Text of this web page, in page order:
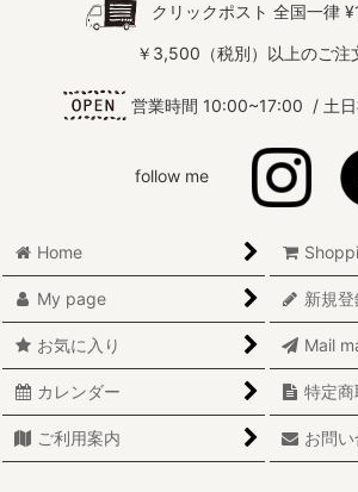
クリックポスト 全国一律
￥3,500（税別）以上のご注文
営業時間 10:00~17:00 / 土日
follow me
Home
My page 新規
お気に入り Mail
カレンダー 特定
ご利用案内 お問